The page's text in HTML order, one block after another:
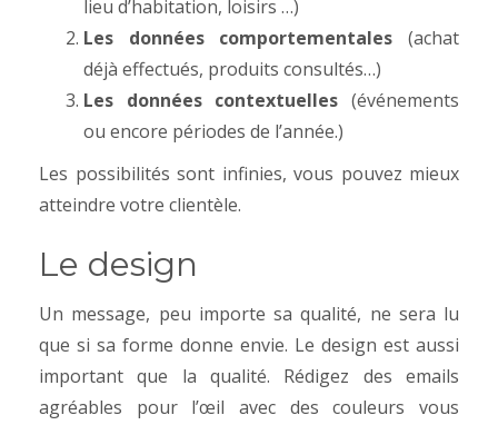
lieu d’habitation, loisirs …)
Les données comportementales (achat
déjà effectués, produits consultés…)
Les données contextuelles (événements
ou encore périodes de l’année.)
Les possibilités sont infinies, vous pouvez mieux
atteindre votre clientèle.
Le design
Un message, peu importe sa qualité, ne sera lu
que si sa forme donne envie. Le design est aussi
important que la qualité. Rédigez des emails
agréables pour l’œil avec des couleurs vous